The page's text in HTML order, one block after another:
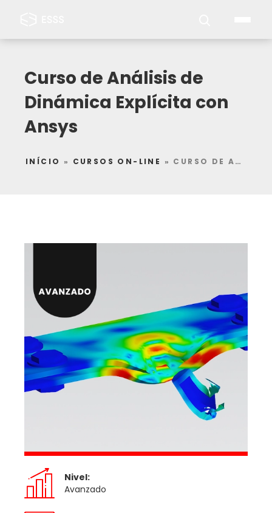
Curso de Análisis de
Dinámica Explícita con
Ansys
INÍCIO » CURSOS ON-LINE » CURSO DE ANÁLISIS DE DINÁMICA EXPLÍCITA CON ANSYS
Nivel:
Avanzado